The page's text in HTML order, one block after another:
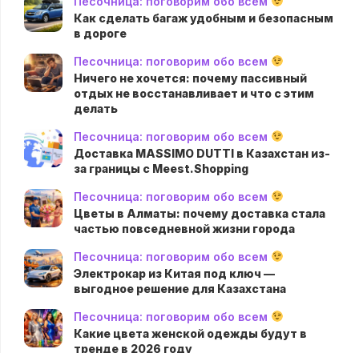
Как сделать багаж удобным и безопасным
в дороге
Песочница: поговорим обо всем
Ничего не хочется: почему пассивный
отдых не восстанавливает и что с этим
делать
Песочница: поговорим обо всем
Доставка MASSIMO DUTTI в Казахстан из-
за границы с Meest.Shopping
Песочница: поговорим обо всем
Цветы в Алматы: почему доставка стала
частью повседневной жизни города
Песочница: поговорим обо всем
Электрокар из Китая под ключ —
выгодное решение для Казахстана
Песочница: поговорим обо всем
Какие цвета женской одежды будут в
тренде в 2026 году